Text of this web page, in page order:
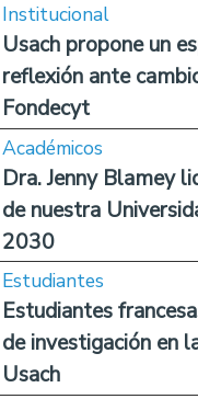
Institucional
Usach propone un
reflexión ante
Fondecyt
Académicos
Dra. Jenny Blamey
de nuestra
2030
Estudiantes
Estudiantes
de investigación en
Usach